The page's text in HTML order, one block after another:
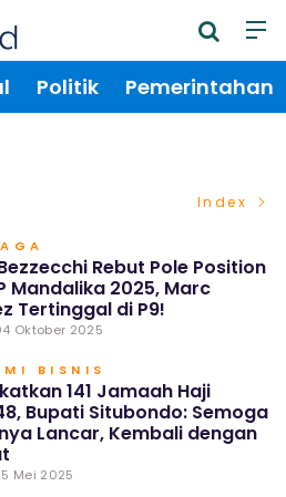
Politik Pemerintahan
Index
Rebut Pole Position
Mandalika 2025, Marc
Tertinggal di P9!
Oktober 2025
BISNIS
141 Jamaah Haji
Bupati Situbondo: Semoga
Lancar, Kembali dengan
Mei 2025